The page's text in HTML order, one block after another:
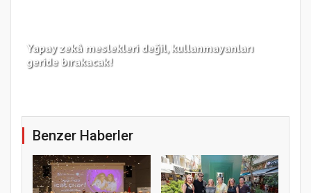
Yapay zekâ meslekleri değil, kullanmayanları
geride bırakacak!
Benzer Haberler